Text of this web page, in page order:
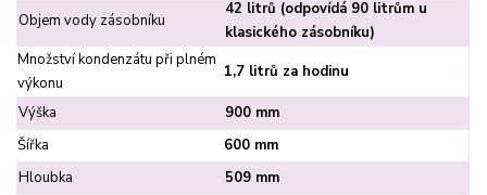
Objem vody zásobníku
42 litrů (odpovídá 90 litrům u
klasického zásobníku)
Množství kondenzátu při plném
výkonu
1,7 litrů za hodinu
Výška
900 mm
Šířka
600 mm
Hloubka
509 mm